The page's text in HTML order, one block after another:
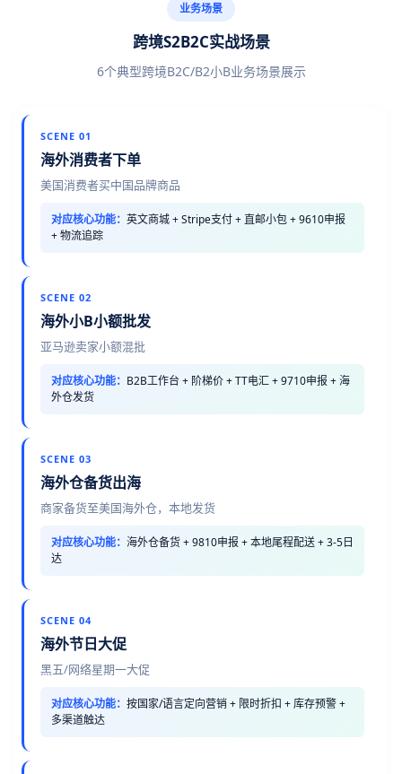
业务场景
跨境S2B2C实战场景
6个典型跨境B2C/B2小B业务场景展示
SCENE 01
海外消费者下单
美国消费者买中国品牌商品
对应核心功能： 英文商城 + Stripe支付 + 直邮小包 + 9610申报
+ 物流追踪
SCENE 02
海外小B小额批发
亚马逊卖家小额混批
对应核心功能： B2B工作台 + 阶梯价 + TT电汇 + 9710申报 + 海
外仓发货
SCENE 03
海外仓备货出海
商家备货至美国海外仓，本地发货
对应核心功能： 海外仓备货 + 9810申报 + 本地尾程配送 + 3-5日
达
SCENE 04
海外节日大促
黑五/网络星期一大促
对应核心功能： 按国家/语言定向营销 + 限时折扣 + 库存预警 +
多渠道触达